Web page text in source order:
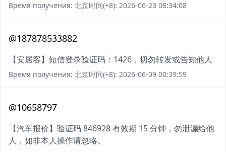
Время получения: 北京时间(+8): 2026-06-23 08:34:08
@187878533882
【安居客】短信登录验证码：1426，切勿转发或告知他人
Время получения: 北京时间(+8): 2026-06-09 00:39:59
@10658797
【汽车报价】验证码 846928 有效期 15 分钟，勿泄漏给他
人，如非本人操作请忽略。